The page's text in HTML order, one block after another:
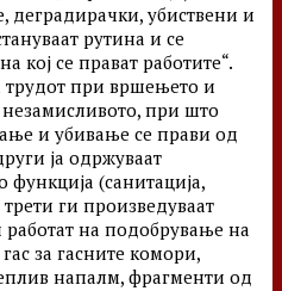
деградирачки, убиствени и
рутина и се
кој се прават работите“.
при вршењето и
при што
и убивање се прави од
ја одржуваат
функција (санитација,
ги произведуваат
на подобрување на
за гасните комори,
напалм, фрагменти од